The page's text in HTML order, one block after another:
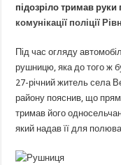
підозріло тримав
комунікації поліції
Під час огляду
рушницю, яка до того ж
27-річний житель села
району пояснив, що
тримав його
який надав її для